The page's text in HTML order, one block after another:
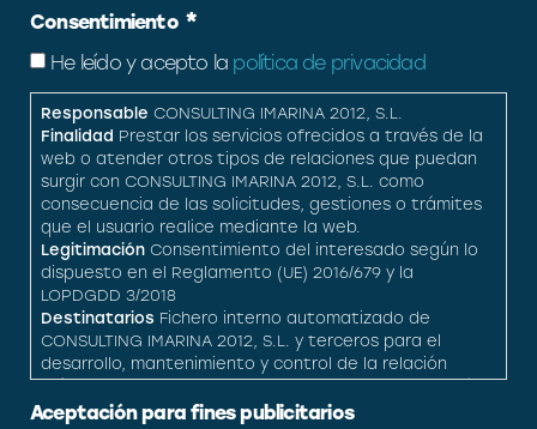
Consentimiento *
He leído y acepto la política de privacidad
Responsable CONSULTING IMARINA 2012, S.L.
Finalidad Prestar los servicios ofrecidos a través de la
web o atender otros tipos de relaciones que puedan
surgir con CONSULTING IMARINA 2012, S.L. como
consecuencia de las solicitudes, gestiones o trámites
que el usuario realice mediante la web.
Legitimación Consentimiento del interesado según lo
dispuesto en el Reglamento (UE) 2016/679 y la
LOPDGDD 3/2018
Destinatarios Fichero interno automatizado de
CONSULTING IMARINA 2012, S.L. y terceros para el
desarrollo, mantenimiento y control de la relación
jurídica que se establezca cuando exista autorización
legal por el usuario para hacerlo.
Aceptación para fines publicitarios